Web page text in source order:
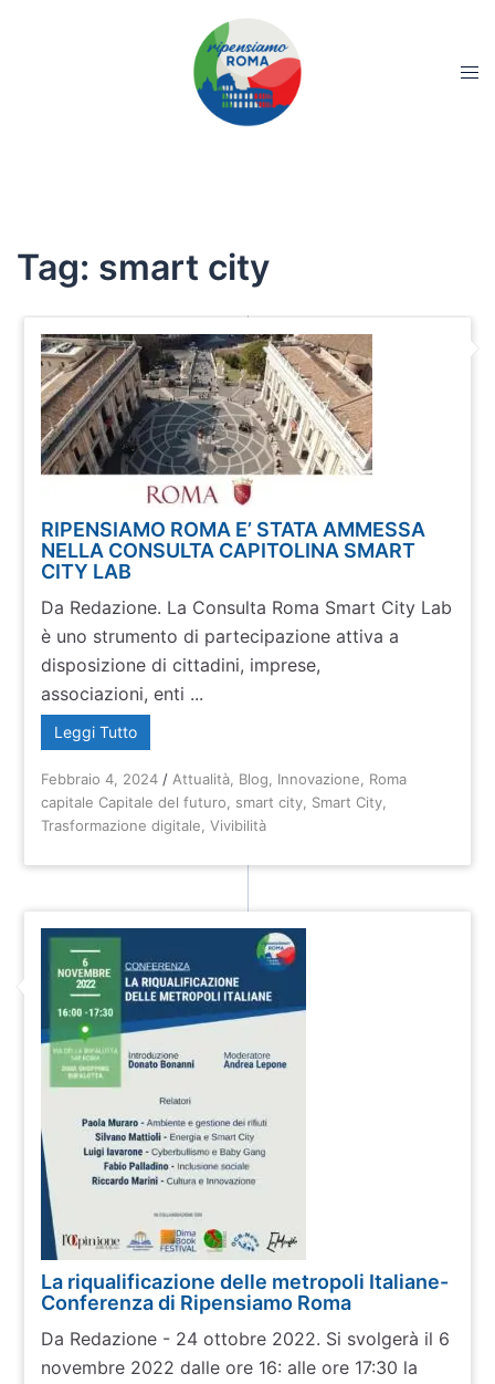
Tag: smart city
RIPENSIAMO ROMA E’ STATA AMMESSA
NELLA CONSULTA CAPITOLINA SMART
CITY LAB
Da Redazione. La Consulta Roma Smart City Lab
è uno strumento di partecipazione attiva a
disposizione di cittadini, imprese,
associazioni, enti ...
Leggi Tutto
Febbraio 4, 2024 / Attualità Blog Innovazione
Roma
capitale Capitale del futuro
smart city Smart City
Trasformazione digitale ,Vivibilità
La riqualificazione delle metropoli Italiane-
Conferenza di Ripensiamo Roma
Da Redazione - 24 ottobre 2022. Si svolgerà il 6
novembre 2022 dalle ore 16: alle ore 17:30 la